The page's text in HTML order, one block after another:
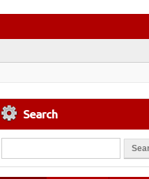
Search